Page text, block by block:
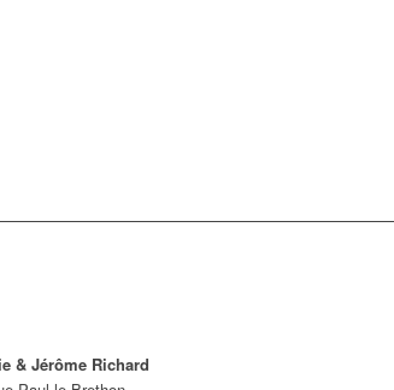
& Jérôme Richard